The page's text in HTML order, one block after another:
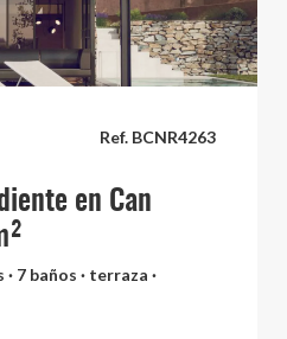
Ref. BCNR4263
en Can
7 baños · terraza ·